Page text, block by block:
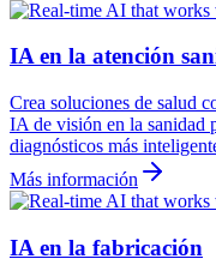
IA en la atención
Crea soluciones de salud
IA de visión en la sanidad
diagnósticos más
Más información
IA en la fabricación